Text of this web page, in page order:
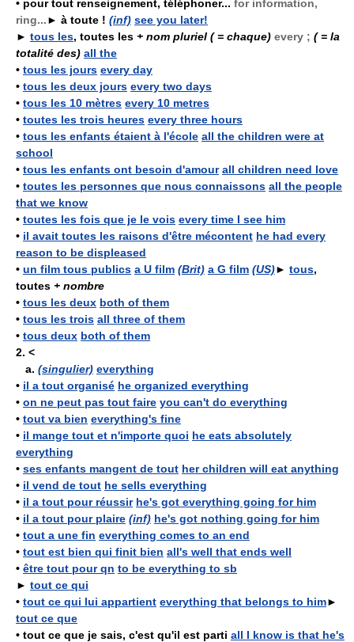
• pour tout renseignement, téléphoner... for information,
ring...► à toute ! (inf) see you later!
► tous les, toutes les + nom pluriel ( = chaque) every ; ( = la
totalité des) all the
• tous les jours every day
• tous les deux jours every two days
• tous les 10 mètres every 10 metres
• toutes les trois heures every three hours
• tous les enfants étaient à l'école all the children were at
school
• tous les enfants ont besoin d'amour all children need love
• toutes les personnes que nous connaissons all the people
that we know
• toutes les fois que je le vois every time I see him
• il avait toutes les raisons d'être mécontent he had every
reason to be displeased
• un film tous publics a U film (Brit) a G film (US)► tous,
toutes + nombre
• tous les deux both of them
• tous les trois all three of them
• tous deux both of them
2. <
a. (singulier) everything
• il a tout organisé he organized everything
• on ne peut pas tout faire you can't do everything
• tout va bien everything's fine
• il mange tout et n'importe quoi he eats absolutely
everything
• ses enfants mangent de tout her children will eat anything
• il vend de tout he sells everything
• il a tout pour réussir he's got everything going for him
• il a tout pour plaire (inf) he's got nothing going for him
• tout a une fin everything comes to an end
• tout est bien qui finit bien all's well that ends well
• être tout pour qn to be everything to sb
► tout ce qui
• tout ce qui lui appartient everything that belongs to him►
tout ce que
• tout ce que je sais, c'est qu'il est parti all I know is that he's